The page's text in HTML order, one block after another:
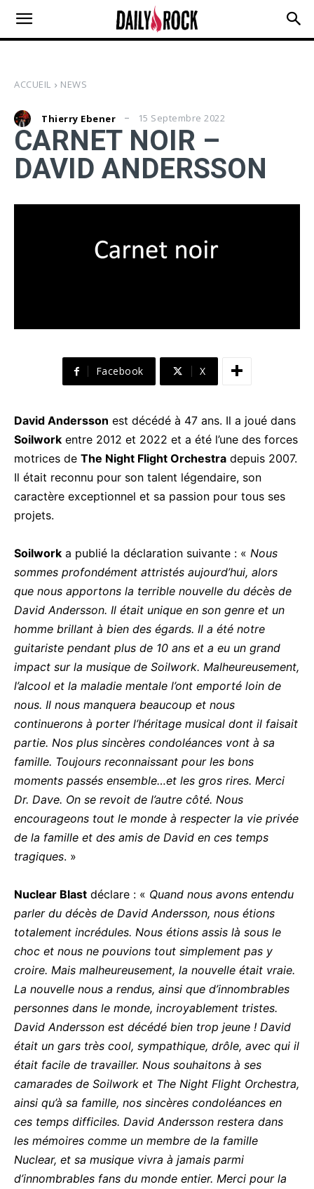
ACCUEIL NEWS
Thierry Ebener 15 Septembre 2022
CARNET NOIR –
DAVID ANDERSSON
Facebook X
David Andersson est décédé à 47 ans. Il a joué dans
Soilwork entre 2012 et 2022 et a été l’une des forces
motrices de The Night Flight Orchestra depuis 2007.
Il était reconnu pour son talent légendaire, son
caractère exceptionnel et sa passion pour tous ses
projets.
Soilwork a publié la déclaration suivante : « Nous
sommes profondément attristés aujourd’hui, alors
que nous apportons la terrible nouvelle du décès de
David Andersson. Il était unique en son genre et un
homme brillant à bien des égards. Il a été notre
guitariste pendant plus de 10 ans et a eu un grand
impact sur la musique de Soilwork. Malheureusement,
l’alcool et la maladie mentale l’ont emporté loin de
nous. Il nous manquera beaucoup et nous
continuerons à porter l’héritage musical dont il faisait
partie. Nos plus sincères condoléances vont à sa
famille. Toujours reconnaissant pour les bons
moments passés ensemble…et les gros rires. Merci
Dr. Dave. On se revoit de l’autre côté. Nous
encourageons tout le monde à respecter la vie privée
de la famille et des amis de David en ces temps
tragiques. »
Nuclear Blast déclare : « Quand nous avons entendu
parler du décès de David Andersson, nous étions
totalement incrédules. Nous étions assis là sous le
choc et nous ne pouvions tout simplement pas y
croire. Mais malheureusement, la nouvelle était vraie.
La nouvelle nous a rendus, ainsi que d’innombrables
personnes dans le monde, incroyablement tristes.
David Andersson est décédé bien trop jeune ! David
était un gars très cool, sympathique, drôle, avec qui il
était facile de travailler. Nous souhaitons à ses
camarades de Soilwork et The Night Flight Orchestra,
ainsi qu’à sa famille, nos sincères condoléances en
ces temps difficiles. David Andersson restera dans
les mémoires comme un membre de la famille
Nuclear, et sa musique vivra à jamais parmi
d’innombrables fans du monde entier. Merci pour la